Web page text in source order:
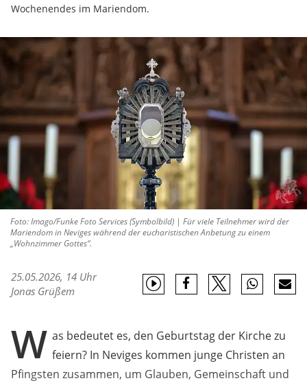
Wochenendes im Mariendom.
Foto: Imago/Funke Foto Services (Symbolbild) | Für viele Teilnehmer wird der
Mariendom in Neviges während der eucharistischen Anbetung zu einem
„Wohnzimmer Gottes“.
25.05.2026, 14 Uhr
Jonas Grüßem
W as bedeutet es, den Geburtstag der Kirche zu
feiern? In Neviges kommen junge Christen an
Pfingsten zusammen, um Glauben, Gemeinschaft und